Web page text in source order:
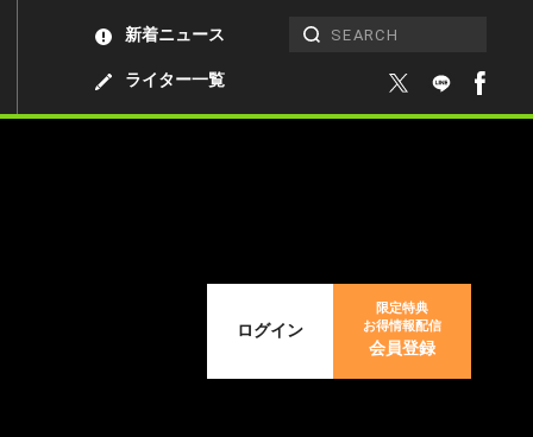
ライター一覧
新着ニュース
ログイン
限定特典
お得情報配信
会員登録